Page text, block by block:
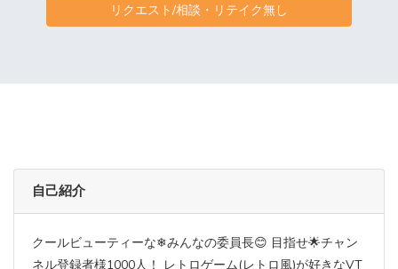
リクエスト/相談・リテイク無し
自己紹介
クールビューティーな❄みんなの委員長😊 目指せ🌟チャン
ネル登録者様1000人！ レトロゲーム(レトロ風)が好きなVT